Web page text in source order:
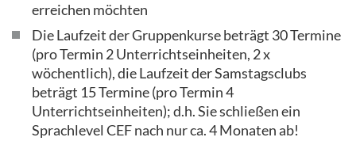
erreichen möchten
Die Laufzeit der Gruppenkurse beträgt 30 Termine
(pro Termin 2 Unterrichtseinheiten, 2 x
wöchentlich), die Laufzeit der Samstagsclubs
beträgt 15 Termine (pro Termin 4
Unterrichtseinheiten); d.h. Sie schließen ein
Sprachlevel CEF nach nur ca. 4 Monaten ab!